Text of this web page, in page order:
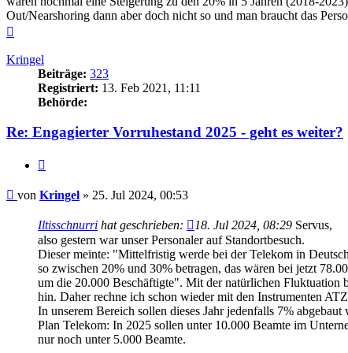
Out/Nearshoring dann aber doch nicht so und man braucht das
Kringel
Beiträge: 323
Registriert: 13. Feb 2021, 11:11
Behörde:
Re: Engagierter Vorruhestand 2025 - geht es weiter?
Beitrag
von Kringel » 25. Jul 2024, 00:53
Iltisschnurri hat geschrieben: 18. Jul 2024, 08:29 Servus,
also gestern war unser Personaler auf Standortbesuch.
Dieser meinte: "Mittelfristig werde bei der Telekom in
so zwischen 20% und 30% betragen, das wären bei jetzt
um die 20.000 Beschäftigte". Mit der natürlichen Fluktuation
hin. Daher rechne ich schon wieder mit den Instrumenten
In unserem Bereich sollen dieses Jahr jedenfalls 7% abgebaut
Plan Telekom: In 2025 sollen unter 10.000 Beamte im
nur noch unter 5.000 Beamte.